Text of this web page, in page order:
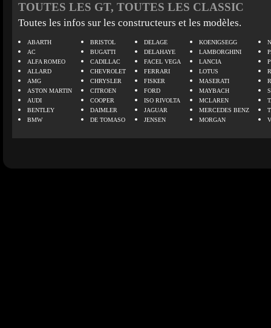
TOUTES LES GT, TOUTES LES CLASSIC
Toutes les infos sur les constructeurs et les modèles.
ABARTH
AC
ALFA ROMEO
ALLARD
AMG
ASTON MARTIN
AUDI
BENTLEY
BMW
BRISTOL
BUGATTI
CADILLAC
CHEVROLET
CHRYSLER
CITROEN
COOPER
DAIMLER
DE TOMASO
DELAGE
DELAHAYE
FACEL VEGA
FERRARI
FISKER
FORD
ISO RIVOLTA
JAGUAR
JENSEN
KOENIGSEGG
LAMBORGHINI
LANCIA
LOTUS
MASERATI
MAYBACH
MCLAREN
MERCEDES BENZ
MORGAN